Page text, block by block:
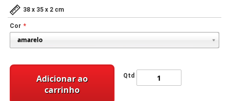
38 x 35 x 2 cm
Cor
Qtd
Adicionar ao
carrinho